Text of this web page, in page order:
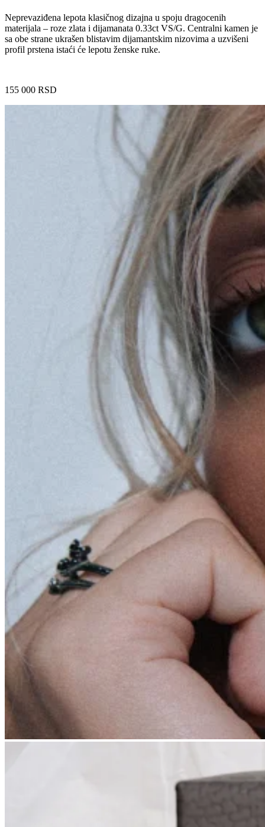
Neprevaziđena lepota klasičnog dizajna u spoju dragocenih
materijala – roze zlata i dijamanata 0.33ct VS/G. Centralni kamen je
sa obe strane ukrašen blistavim dijamantskim nizovima a uzvišeni
profil prstena istaći će lepotu ženske ruke.
155 000 RSD